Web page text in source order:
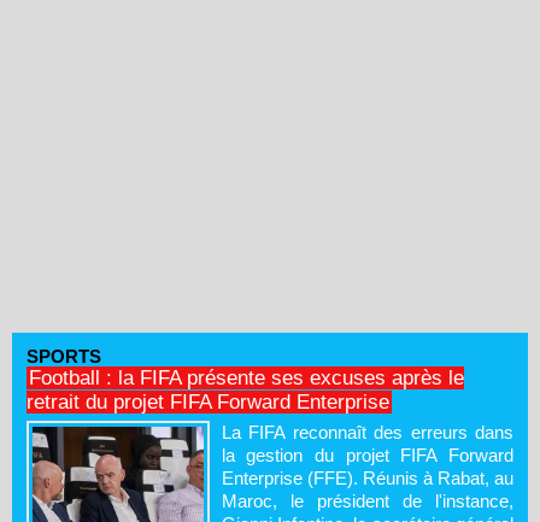
SPORTS
Football : la FIFA présente ses excuses après le
retrait du projet FIFA Forward Enterprise
La FIFA reconnaît des erreurs dans
la gestion du projet FIFA Forward
Enterprise (FFE). Réunis à Rabat, au
Maroc, le président de l'instance,